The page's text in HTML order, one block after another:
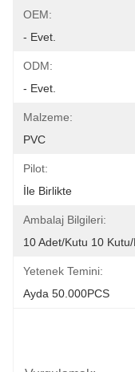
OEM:
- Evet.
ODM:
- Evet.
Malzeme:
PVC
Pilot:
İle Birlikte
Ambalaj Bilgileri:
10 Adet/kutu 10
Yetenek Temini:
Ayda 50.000PCS